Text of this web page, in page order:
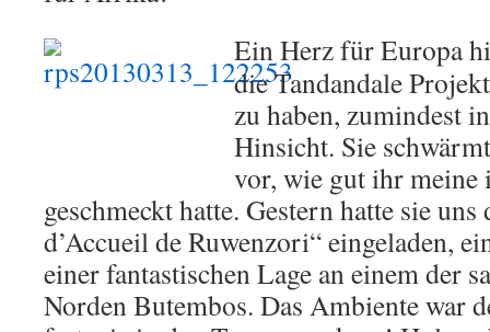
Ein Herz für Europa
die Tandandale
zu haben, zumindest
Hinsicht. Sie
vor, wie gut ihr meine
geschmeckt hatte. Gestern hatte sie
d’Accueil de Ruwenzori“ eingeladen,
einer fantastischen Lage an einem der
Norden Butembos. Das Ambiente war